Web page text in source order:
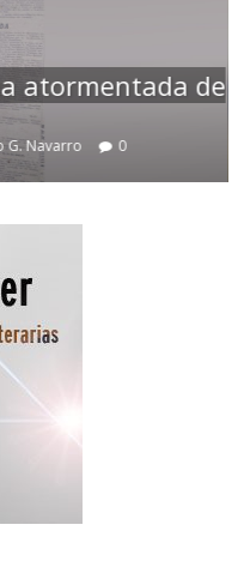
atormentada de
G. Navarro 0